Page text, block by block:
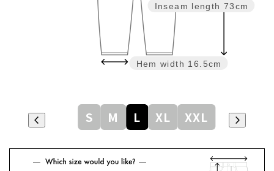
Inseam length 73cm
Hem width 16.5cm
S M L XL XXL